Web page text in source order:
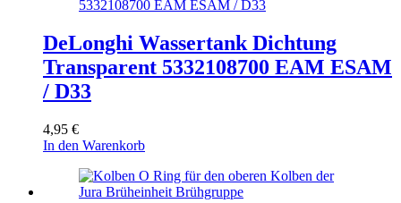
DeLonghi Wassertank Dichtung
Transparent 5332108700 EAM ESAM
/ D33
4,95 €
In den Warenkorb